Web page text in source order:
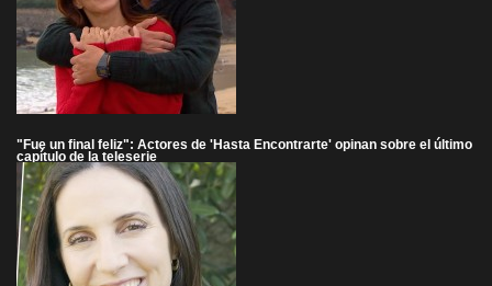
"Fue un final feliz": Actores de 'Hasta Encontrarte' opinan sobre el último
capítulo de la teleserie